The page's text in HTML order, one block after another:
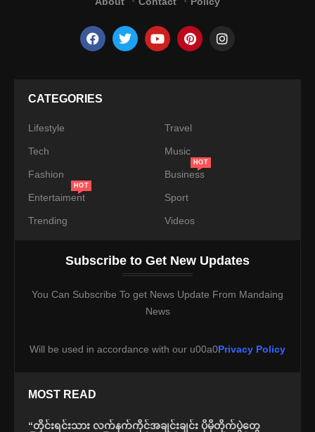
CATEGORIES
Lifestyle Travel
Tech Music
Fashion Business
HOT
Entertaiment
HOT
Sport
Trending Videos
Subscribe to Get New Updates
You Can Subscribe To get News Update From Mandaing
News
Will be used in accordance with our u00a0Privacy Policy
MOST READ
“တိုင်းရင်းသား လက်နက်ကိုင်အချင်းချင်း ပိုမိုတိုက်ပွဲတွေ